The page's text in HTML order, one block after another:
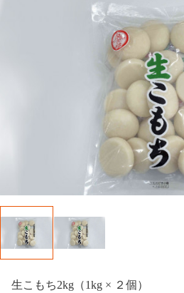
生こもち2kg（1kg × ２個）